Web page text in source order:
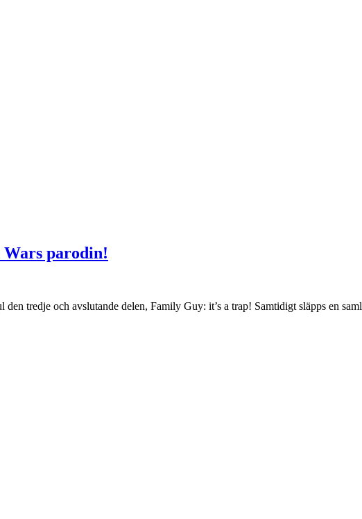
parodin!
tredje och avslutande delen, Family Guy: it’s a trap! Samtidigt släpps en